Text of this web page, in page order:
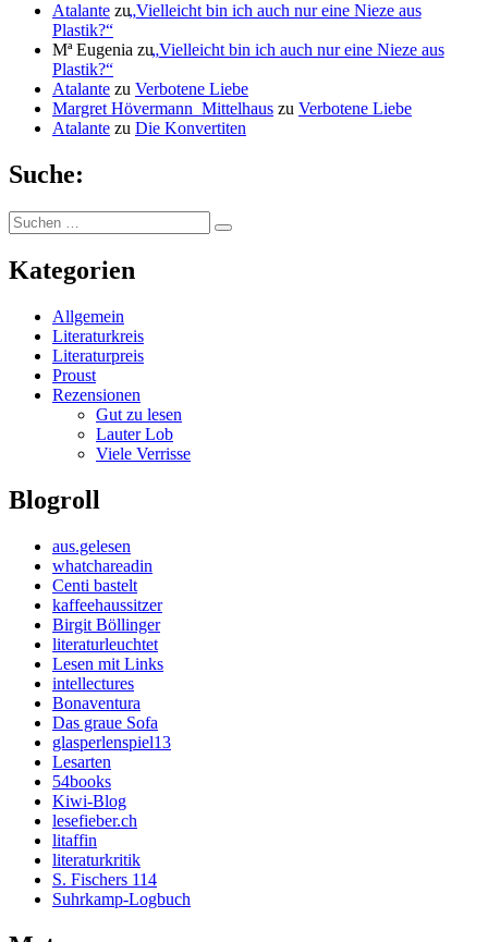
Atalante zu
„Vielleicht bin ich auch nur eine Nieze aus
Plastik?“
Mª Eugenia zu
„Vielleicht bin ich auch nur eine Nieze aus
Plastik?“
Atalante zu Verbotene Liebe
Margret Hövermann_Mittelhaus zu Verbotene Liebe
Atalante zu Die Konvertiten
Suche:
Suchen
nach:
Suchen
Kategorien
Allgemein
Literaturkreis
Literaturpreis
Proust
Rezensionen
Gut zu lesen
Lauter Lob
Viele Verrisse
Blogroll
aus.gelesen
whatchareadin
Centi bastelt
kaffeehaussitzer
Birgit Böllinger
literaturleuchtet
Lesen mit Links
intellectures
Bonaventura
Das graue Sofa
glasperlenspiel13
Lesarten
54books
Kiwi-Blog
lesefieber.ch
litaffin
literaturkritik
S. Fischers 114
Suhrkamp-Logbuch